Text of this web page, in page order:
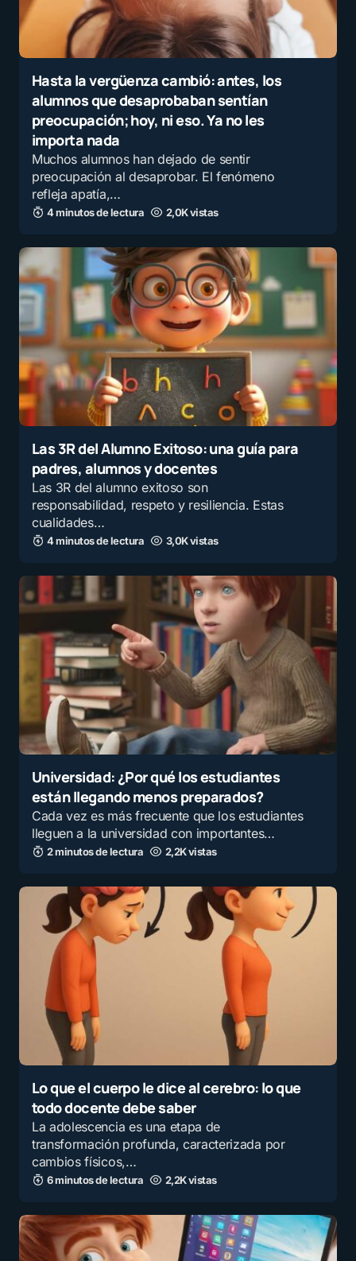
Hasta la vergüenza cambió: antes, los
alumnos que desaprobaban sentían
preocupación; hoy, ni eso. Ya no les
importa nada
Muchos alumnos han dejado de sentir
preocupación al desaprobar. El fenómeno
refleja apatía,…
4 minutos de lectura 2,0K vistas
Las 3R del Alumno Exitoso: una guía para
padres, alumnos y docentes
Las 3R del alumno exitoso son
responsabilidad, respeto y resiliencia. Estas
cualidades…
4 minutos de lectura 3,0K vistas
Universidad: ¿Por qué los estudiantes
están llegando menos preparados?
Cada vez es más frecuente que los estudiantes
lleguen a la universidad con importantes…
2 minutos de lectura 2,2K vistas
Lo que el cuerpo le dice al cerebro: lo que
todo docente debe saber
La adolescencia es una etapa de
transformación profunda, caracterizada por
cambios físicos,…
6 minutos de lectura 2,2K vistas